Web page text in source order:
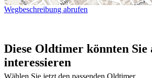
Wegbeschreibung abrufen
Diese Oldtimer könnten Sie
interessieren
Wählen Sie jetzt den passenden Oldtimer